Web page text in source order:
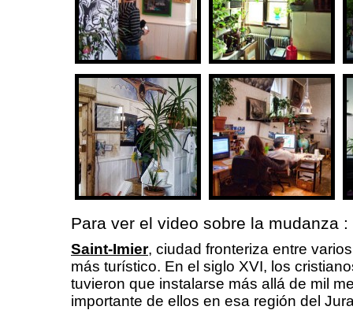
Para ver el video sobre la mudanza :
Saint-Imier, ciudad fronteriza entre
más turístico. En el siglo XVI, los
tuvieron que instalarse más allá de mil
importante de ellos en esa región del